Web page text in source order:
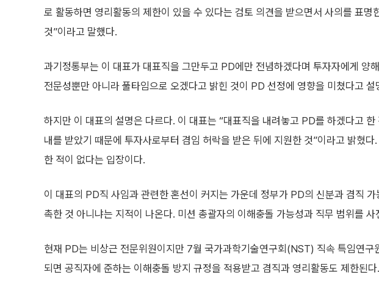
로 활동하면 영리활동의 제한이 있을 수 있다는 검토 의견을 받으면서 사의를 표명
것”이라고 말했다.
과기정통부는 이 대표가 대표직을 그만두고 PD에만 전념하겠다며 투자자에게 양
전문성뿐만 아니라 풀타임으로 오겠다고 밝힌 것이 PD 선정에 영향을 미쳤다고 설
하지만 이 대표의 설명은 다르다. 이 대표는 “대표직을 내려놓고 PD를 하겠다고
내를 받았기 때문에 투자사로부터 겸임 허락을 받은 뒤에 지원한 것”이라고 밝혔
한 적이 없다는 입장이다.
이 대표의 PD직 사임과 관련한 혼선이 커지는 가운데 정부가 PD의 신분과 겸직
촉한 것 아니냐는 지적이 나온다. 미션 총괄자의 이해충돌 가능성과 직무 범위를
현재 PD는 비상근 전문위원이지만 7월 국가과학기술연구회(NST) 직속 특임연구
되면 공직자에 준하는 이해충돌 방지 규정을 적용받고 겸직과 영리활동도 제한된다.